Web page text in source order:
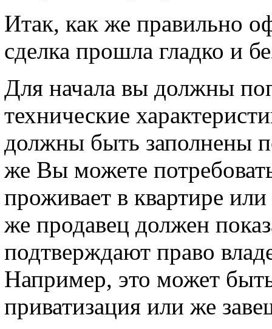
Итак, как же правильно
сделка прошла гладко и
Для начала вы должны
технические
должны быть заполнены
же Вы можете
проживает в квартире
же продавец должен
подтверждают право
Например, это может
приватизация или же